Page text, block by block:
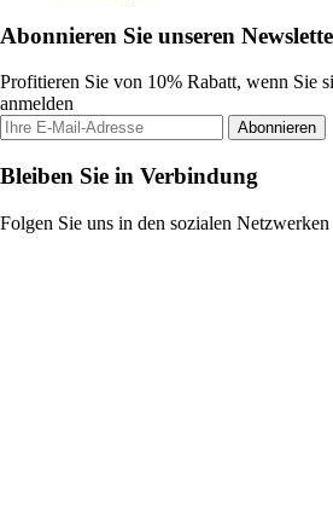
Abonnieren Sie unseren
Profitieren Sie von 10% Rabatt, wenn Sie
anmelden
Abonnieren
Bleiben Sie in Verbindung
Folgen Sie uns in den sozialen Netzwerken